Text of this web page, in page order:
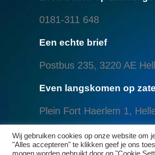
0181-311 648
Een echte brief
Postbus 235, 3220 AE
Even langskomen op
Plein Fort Haerlem 1,
Even langskomen aan
Wij gebruiken cookies op onze website om
"Alles accepteren" te klikken geef je ons